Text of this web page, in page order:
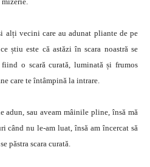
alți vecini care au adunat pliante de pe
știu este că astăzi în scara noastră se
o scară curată, luminată și frumos
care te întâmpină la intrare.
adun, sau aveam mâinile pline, însă mă
când nu le-am luat, însă am încercat să
păstra scara curată.